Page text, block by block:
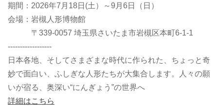
期間：2026年7月18日(土）～9月6日（日）
会場：岩槻人形博物館
〒339-0057 埼玉県さいたま市岩槻区本町6-1-1
------------------
日本各地、そしてさまざまな時代に作られた、ちょっと奇
妙で面白い、ふしぎな人形たちが大集合します。人々の願
いが宿る、奥深い“にんぎょう”の世界へ
詳細はこちら